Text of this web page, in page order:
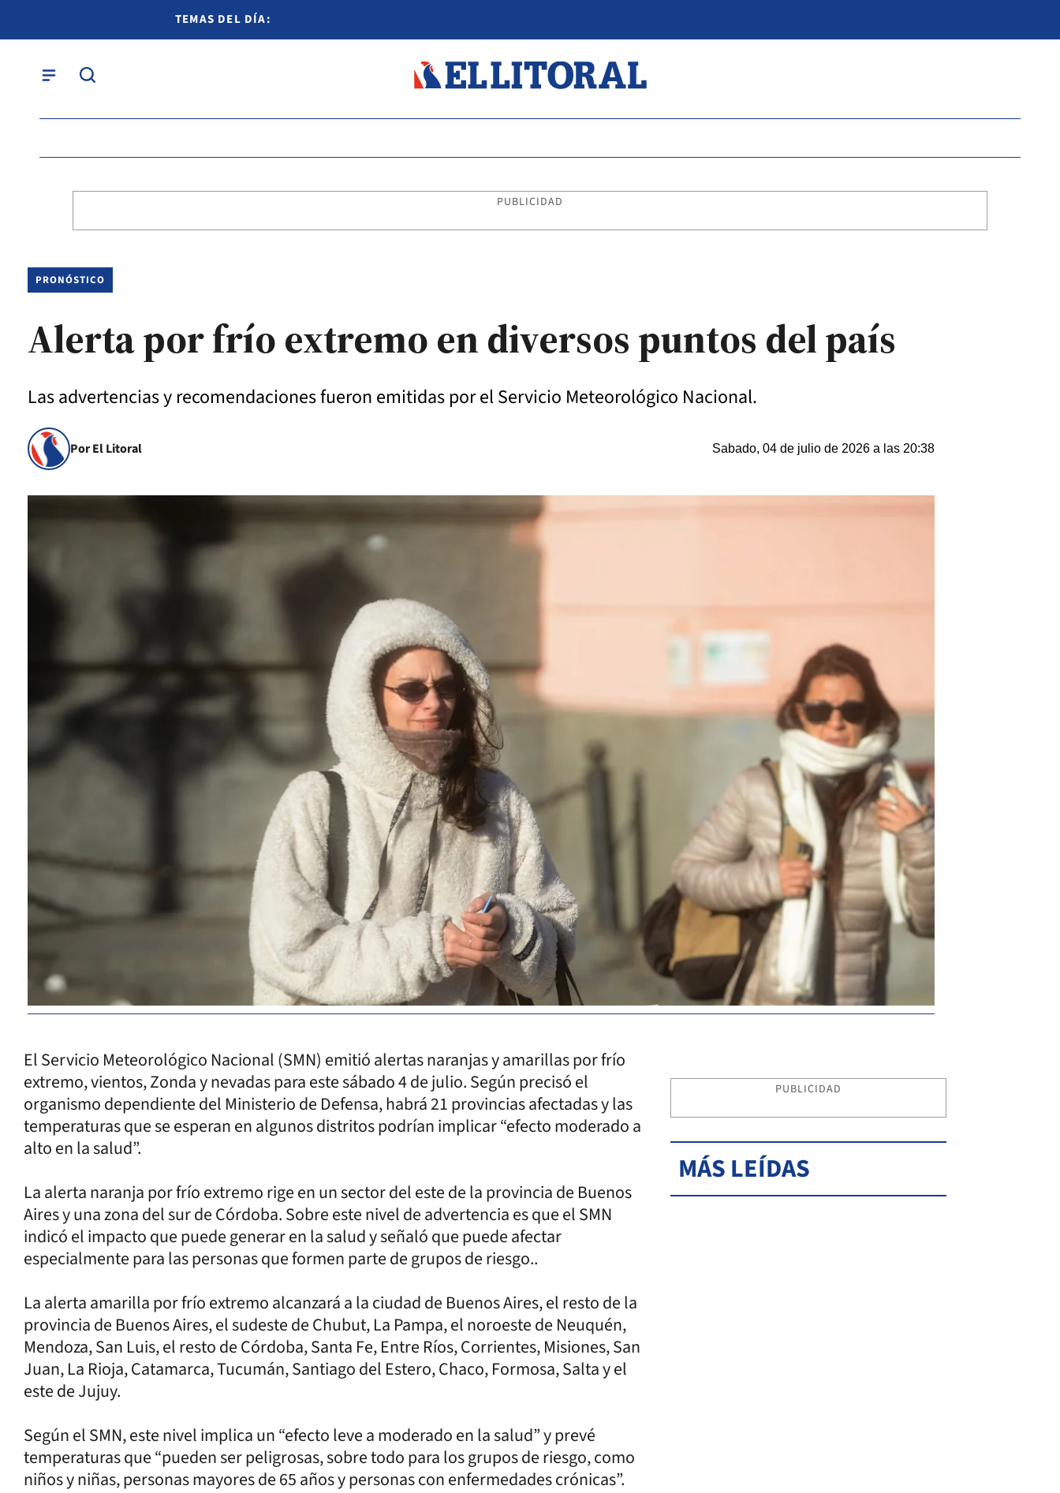
TEMAS DEL DÍA:
PUBLICIDAD
PRONÓSTICO
Alerta por frío extremo en diversos puntos del país
Las advertencias y recomendaciones fueron emitidas por el Servicio Meteorológico Nacional.
Por El Litoral Sabado, 04 de julio de 2026 a las 20:38
El Servicio Meteorológico Nacional (SMN) emitió alertas naranjas y amarillas por frío
extremo, vientos, Zonda y nevadas para este sábado 4 de julio. Según precisó el
organismo dependiente del Ministerio de Defensa, habrá 21 provincias afectadas y las
temperaturas que se esperan en algunos distritos podrían implicar “efecto moderado a
alto en la salud”.
La alerta naranja por frío extremo rige en un sector del este de la provincia de Buenos
Aires y una zona del sur de Córdoba. Sobre este nivel de advertencia es que el SMN
indicó el impacto que puede generar en la salud y señaló que puede afectar
especialmente para las personas que formen parte de grupos de riesgo..
La alerta amarilla por frío extremo alcanzará a la ciudad de Buenos Aires, el resto de la
provincia de Buenos Aires, el sudeste de Chubut, La Pampa, el noroeste de Neuquén,
Mendoza, San Luis, el resto de Córdoba, Santa Fe, Entre Ríos, Corrientes, Misiones, San
Juan, La Rioja, Catamarca, Tucumán, Santiago del Estero, Chaco, Formosa, Salta y el
este de Jujuy.
Según el SMN, este nivel implica un “efecto leve a moderado en la salud” y prevé
temperaturas que “pueden ser peligrosas, sobre todo para los grupos de riesgo, como
niños y niñas, personas mayores de 65 años y personas con enfermedades crónicas”.
PUBLICIDAD
MÁS LEÍDAS